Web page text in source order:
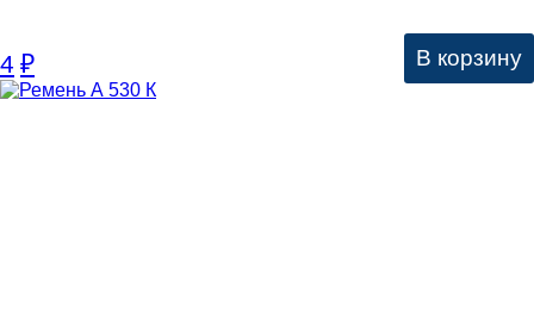
4 ₽ В корзину